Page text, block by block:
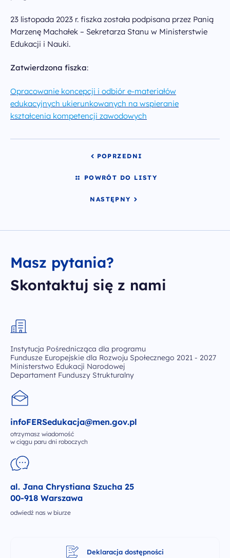
Zapisz się do newslettera
otrzymasz wiadomość
al. Jana
Chrystiana
Szucha 25
00-918 Warszawa
23 listopada 2023 r. fiszka została podpisana przez Panią
Marzenę Machałek – Sekretarza Stanu w Ministerstwie
Edukacji i Nauki.
Zatwierdzona fiszka:
Opracowanie koncepcji i odbiór e-materiałów
edukacyjnych ukierunkowanych na wspieranie
kształcenia kompetencji zawodowych
POPRZEDNI
POWRÓT DO LISTY
NASTĘPNY
Masz pytania?
Skontaktuj się z nami
Instytucja Pośrednicząca dla programu
Fundusze Europejskie dla Rozwoju Społecznego 2021 - 2027
Ministerstwo Edukacji Narodowej
Departament Funduszy Strukturalny
infoFERSedukacja@men.gov.pl
otrzymasz wiadomość
w ciągu paru dni roboczych
al. Jana Chrystiana Szucha 25
00-918 Warszawa
odwiedź nas w biurze
Deklaracja dostępności